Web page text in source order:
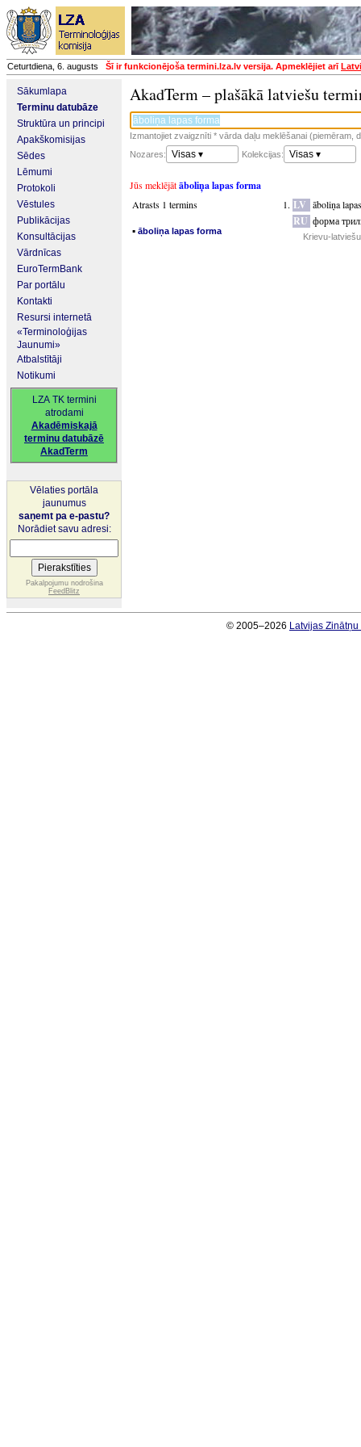
Ceturtdiena, 6. augusts Šī ir funkcionējoša termini.lza.lv versija. Apmeklējiet arī
Sākumlapa
Terminu datubāze
Struktūra un principi
Apakškomisijas
Sēdes
Lēmumi
Protokoli
Vēstules
Publikācijas
Konsultācijas
Vārdnīcas
EuroTermBank
Par portālu
Kontakti
Resursi internetā
«Terminoloģijas
Jaunumi»
Atbalstītāji
Notikumi
LZA TK termini
atrodami
Akadēmiskajā
terminu datubāzē
AkadTerm
Vēlaties portāla
jaunumus
saņemt pa e-pastu?
Norādiet savu adresi:
Pakalpojumu nodrošina
FeedBlitz
AkadTerm – plašākā latviešu
Izmantojiet zvaigznīti * vārda daļu meklēšanai (piemēram,
Nozares:
Visas ▾ Kolekcijas: Visas ▾
Jūs meklējātāboliņa lapas forma
Atrasts 1 termins
▪ āboliņa lapas forma
LV āboliņa
RU форма
Krievu-
© 2005–2026 Latvijas